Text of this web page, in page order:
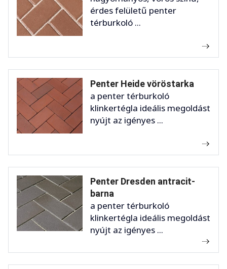
érdes felületű penter
térburkoló ...
Penter Heide vöröstarka
a penter térburkoló
klinkertégla ideális megoldást
nyújt az igényes ...
Penter Dresden antracit-
barna
a penter térburkoló
klinkertégla ideális megoldást
nyújt az igényes ...